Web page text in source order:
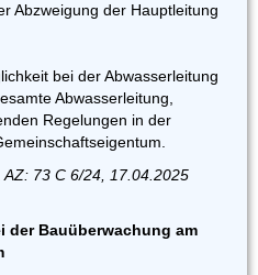
Abzweigung der Hauptleitung
bei der Abwasserleitung
Abwasserleitung,
Regelungen in der
73 C 6/24, 17.04.2025
der Bauüberwachung am